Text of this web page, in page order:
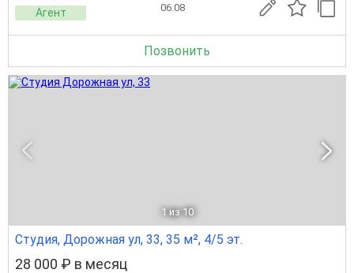
Агент
06.08
Позвонить
1 из 10
Студия, Дорожная ул, 33, 35 м², 4/5 эт.
28 000 ₽ в месяц